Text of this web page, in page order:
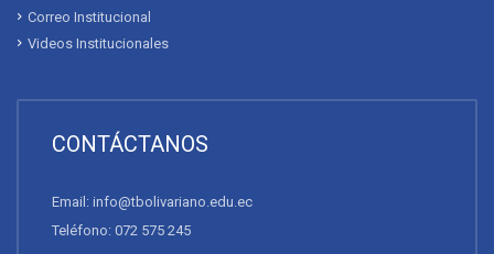
Correo Institucional
Videos Institucionales
CONTÁCTANOS
Email: info@tbolivariano.edu.ec
Teléfono: 072 575 245